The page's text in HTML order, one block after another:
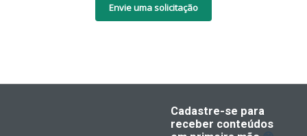
Envie uma solicitação